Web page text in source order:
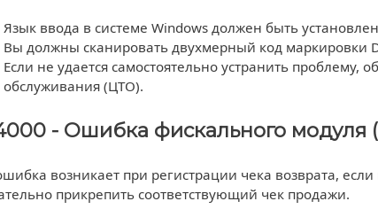
Язык ввода в системе Windows должен быть
Вы должны сканировать двухмерный код маркировки
Если не удается самостоятельно устранить
обслуживания (ЦТО).
- Ошибка фискального модуля
возникает при регистрации чека возврата,
прикрепить соответствующий чек продажи.